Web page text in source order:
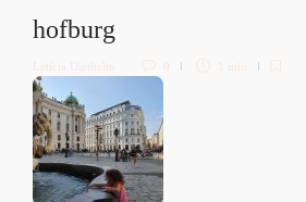
hofburg
Letícia Diethelm 0 1 min